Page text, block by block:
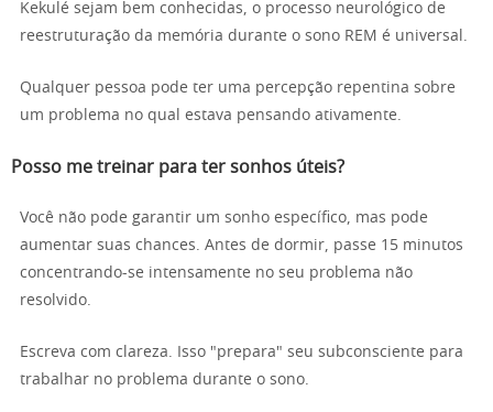
Kekulé sejam bem conhecidas, o processo neurológico de
reestruturação da memória durante o sono REM é universal.
Qualquer pessoa pode ter uma percepção repentina sobre
um problema no qual estava pensando ativamente.
Posso me treinar para ter sonhos úteis?
Você não pode garantir um sonho específico, mas pode
aumentar suas chances. Antes de dormir, passe 15 minutos
concentrando-se intensamente no seu problema não
resolvido.
Escreva com clareza. Isso "prepara" seu subconsciente para
trabalhar no problema durante o sono.